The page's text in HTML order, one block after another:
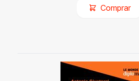
Comprar